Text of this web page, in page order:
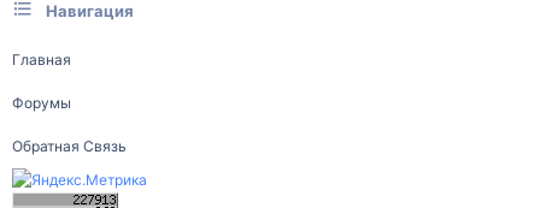
Навигация
Главная
Форумы
Обратная Связь